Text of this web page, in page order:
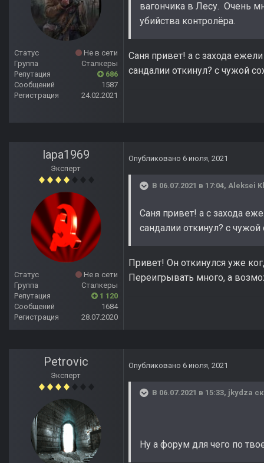
Статус
Не в сети
Группа
Сталкеры
Репутация
686
Сообщений
1587
Регистрация
24.02.2021
вагончика в Лесу. Очень
убийства контролёра.
Саня привет! а с захода
сандалии откинул? с чужой
lapa1969
Эксперт
Статус
Не в сети
Группа
Сталкеры
Репутация
1 120
Сообщений
1684
Регистрация
28.07.2020
Опубликовано 6 июля, 2021
В 06.07.2021 в 17:04, Aleksei
Саня привет! а с захода
сандалии откинул? с
Привет! Он откинулся уже
Переигрывать много, а
Petrovic
Эксперт
Опубликовано 6 июля, 2021
В 06.07.2021 в 15:33, jkydza
Ну а форум для чего по